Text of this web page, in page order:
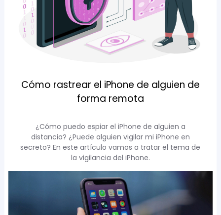
Cómo rastrear el iPhone de alguien de
forma remota
¿Cómo puedo espiar el iPhone de alguien a
distancia? ¿Puede alguien vigilar mi iPhone en
secreto? En este artículo vamos a tratar el tema de
la vigilancia del iPhone.